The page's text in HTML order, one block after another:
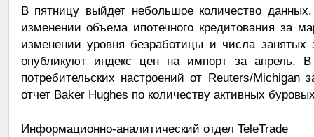
В пятницу выйдет небольшое количество
изменении объема ипотечного кредитования за
изменении уровня безработицы и числа
опубликуют индекс цен на импорт за апрель.
потребительских настроений от Reuters/
отчет Baker Hughes по количеству активных
Информационно-аналитический отдел TeleTrade